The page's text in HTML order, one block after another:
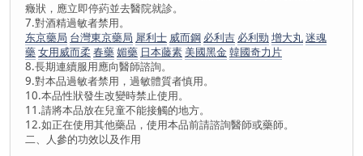
癥狀，應立即停葯並去醫院就診。
7.對酒精過敏者禁用。
东京藥局 台灣東京藥局 犀利士 威而鋼 必利吉 必利勁 增大丸迷魂
藥女用威而柔 春藥媚藥 日本藤素美國黑金韓國奇力片
8.長期連續服用應向醫師諮詢。
9.對本品過敏者禁用，過敏體質者慎用。
10.本品性狀發生改變時禁止使用。
11.請將本品放在兒童不能接觸的地方。
12.如正在使用其他藥品，使用本品前請諮詢醫師或藥師。
二、人參的功效以及作用